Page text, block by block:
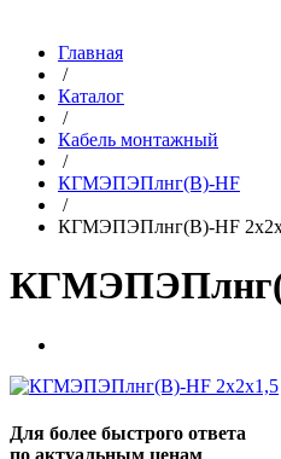
Главная
/
Каталог
/
Кабель монтажный
/
КГМЭПЭПлнг(В)-HF
/
КГМЭПЭПлнг(В)-HF
Для более быстрого ответа